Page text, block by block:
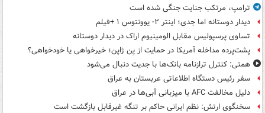
ترامپ، مرتکب جنایت جنگی شده است
دیدار دوستانه اما جدی؛ اینتر ۲- یوونتوس ۱ +فیلم
تساوی پرسپولیس مقابل الومینیوم اراک در دیدار دوستانه
پشت‌پرده مداخله آمریکا در حمایت از یِن ژاپن؛ خیرخواهی یا خودخواهی؟
همتی: کنترل ترازنامه بانک‌ها با جدیت دنبال می‌شود
سفر رئیس دستگاه اطلاعاتی عربستان به عراق
دلیل مخالفت AFC با میزبانی آبی‌ها در عراق
سخنگوی ارتش: نظم ایرانی حاکم بر تنگه غیرقابل بازگشت است